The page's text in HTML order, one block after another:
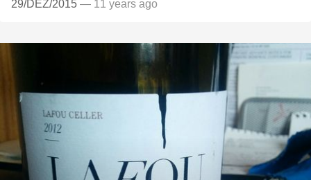
29/DEZ/2015 — 11 years ago